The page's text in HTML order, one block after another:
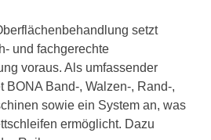
setzt
und fachgerechte
voraus. Als umfassender
BONA Band-, Walzen-, Rand-,
sowie ein System an, was
ermöglicht. Dazu